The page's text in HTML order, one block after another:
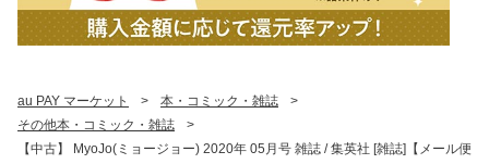
au PAY マーケット > 本・コミック・雑誌
>
その他本・コミック・雑誌
>
【中古】 MyoJo(ミョージョー) 2020年 05月号 雑誌 / 集英社 [雑誌]【メール便